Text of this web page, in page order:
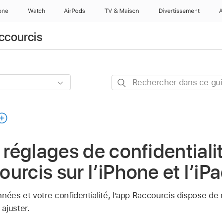
Watch AirPods TV & Maison Divertissements
Rechercher
de
sur l’iPhone et
et votre confidentialité, l’app Raccourcis dispose